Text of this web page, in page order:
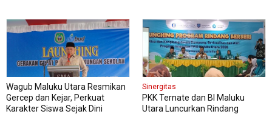
Wagub Maluku Utara Resmikan
Gercep dan Kejar, Perkuat
Karakter Siswa Sejak Dini
Sinergitas
PKK Ternate dan BI Maluku
Utara Luncurkan Rindang